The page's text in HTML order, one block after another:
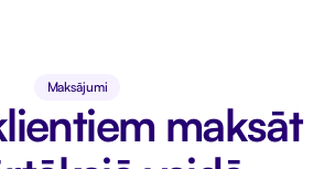
Maksājumi
maksāt